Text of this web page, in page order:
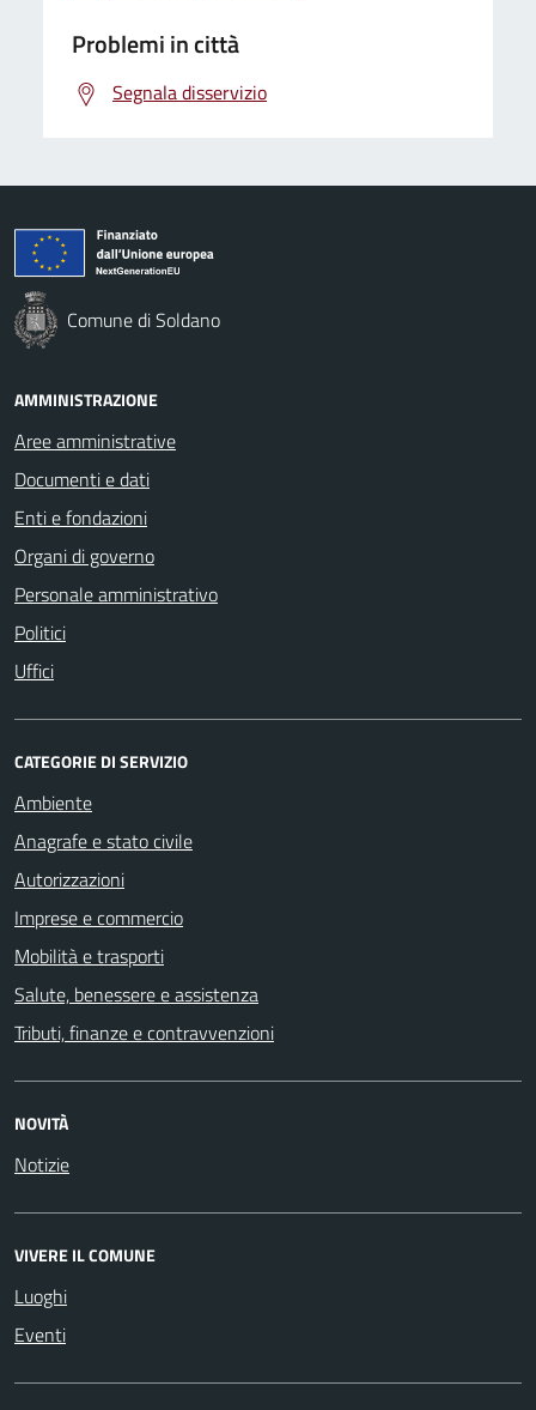
Problemi in città
Segnala disservizio
Comune di Soldano
AMMINISTRAZIONE
Aree amministrative
Documenti e dati
Enti e fondazioni
Organi di governo
Personale amministrativo
Politici
Uffici
CATEGORIE DI SERVIZIO
Ambiente
Anagrafe e stato civile
Autorizzazioni
Imprese e commercio
Mobilità e trasporti
Salute, benessere e assistenza
Tributi, finanze e contravvenzioni
NOVITÀ
Notizie
VIVERE IL COMUNE
Luoghi
Eventi